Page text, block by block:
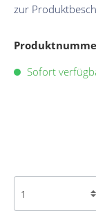
zur
Sofort